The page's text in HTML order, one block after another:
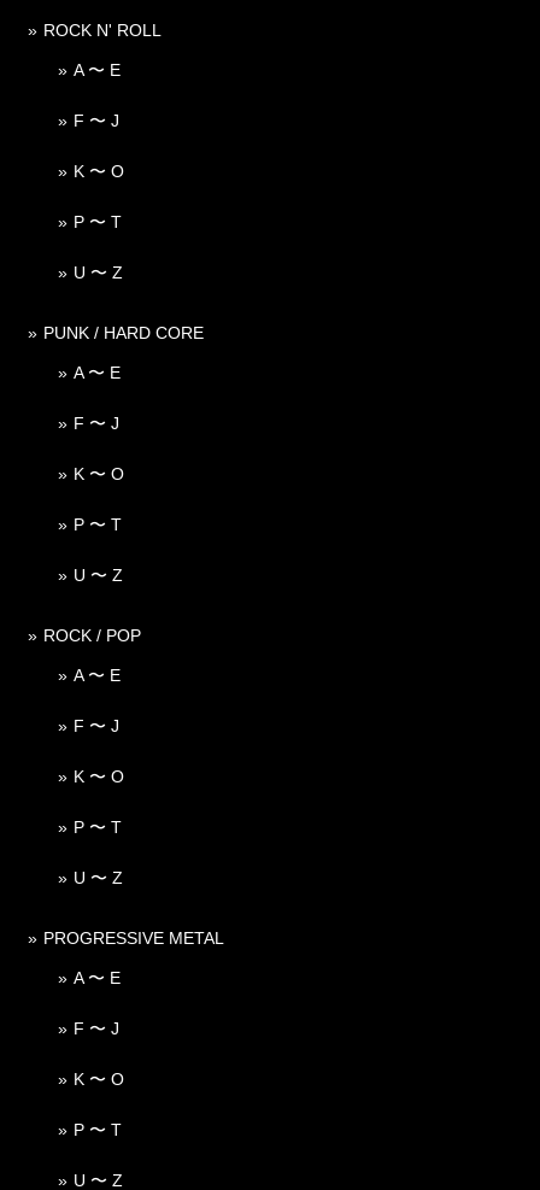
ROCK N' ROLL
A 〜 E
F 〜 J
K 〜 O
P 〜 T
U 〜 Z
PUNK / HARD CORE
A 〜 E
F 〜 J
K 〜 O
P 〜 T
U 〜 Z
ROCK / POP
A 〜 E
F 〜 J
K 〜 O
P 〜 T
U 〜 Z
PROGRESSIVE METAL
A 〜 E
F 〜 J
K 〜 O
P 〜 T
U 〜 Z